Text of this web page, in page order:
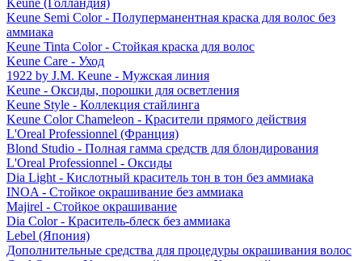
Keune (Голландия)
Keune Semi Color - Полуперманентная краска для волос без
аммиака
Keune Tinta Color - Стойкая краска для волос
Keune Care - Уход
1922 by J.M. Keune - Мужская линия
Keune - Оксиды, порошки для осветления
Keune Style - Коллекция стайлинга
Keune Color Chameleon - Красители прямого действия
L'Oreal Professionnel (Франция)
Blond Studio - Полная гамма средств для блондирования
L'Oreal Professionnel - Оксиды
Dia Light - Кислотный краситель тон в тон без аммиака
INOA - Стойкое окрашивание без аммиака
Majirel - Стойкое окрашивание
Dia Color - Краситель-блеск без аммиака
Lebel (Япония)
Дополнительные средства для процедуры окрашивания волос